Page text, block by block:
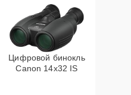
Цифровой бинокль
Canon 14x32 IS